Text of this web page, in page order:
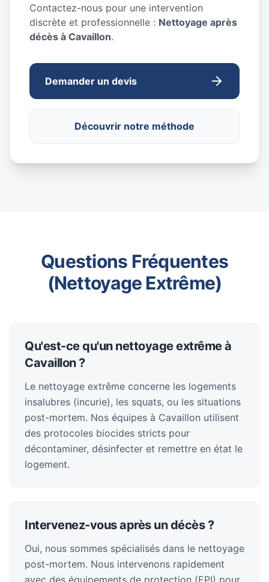
Contactez-nous pour une intervention
discrète et professionnelle : Nettoyage après
décès à Cavaillon.
Demander un devis
Découvrir notre méthode
Questions Fréquentes
(Nettoyage Extrême)
Qu'est-ce qu'un nettoyage extrême à
Cavaillon ?
Le nettoyage extrême concerne les logements
insalubres (incurie), les squats, ou les situations
post-mortem. Nos équipes à Cavaillon utilisent
des protocoles biocides stricts pour
décontaminer, désinfecter et remettre en état le
logement.
Intervenez-vous après un décès ?
Oui, nous sommes spécialisés dans le nettoyage
post-mortem. Nous intervenons rapidement
avec des équipements de protection (EPI) pour